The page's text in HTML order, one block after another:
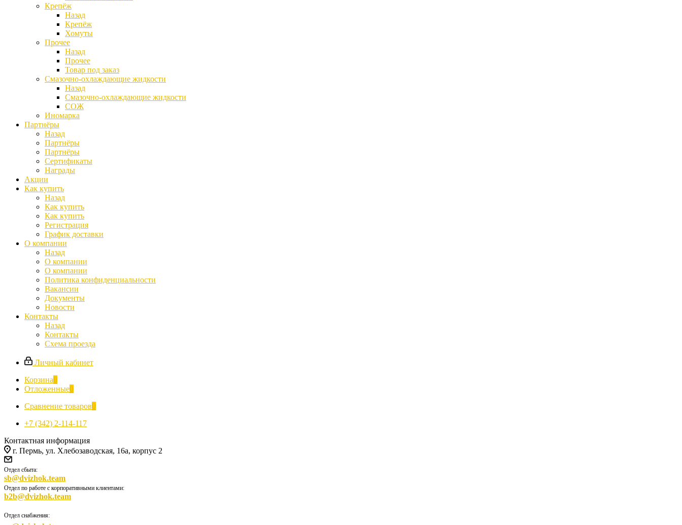
Крепёж
Назад
Крепёж
Хомуты
Прочее
Назад
Прочее
Товар под заказ
Смазочно-охлаждающие жидкости
Назад
Смазочно-охлаждающие жидкости
СОЖ
Иномарка
Партнёры
Назад
Партнёры
Партнёры
Сертификаты
Награды
Акции
Как купить
Назад
Как купить
Как купить
Регистрация
График доставки
О компании
Назад
О компании
О компании
Политика конфиденциальности
Вакансии
Документы
Новости
Контакты
Назад
Контакты
Схема проезда
Личный кабинет
Корзина0
Отложенные0
Сравнение товаров0
+7 (342) 2-114-117
Контактная информация
г. Пермь, ул. Хлебозаводская, 16а, корпус 2
Отдел сбыта:
sb@dvizhok.team
Отдел по работе с корпоративными клиентами:
b2b@dvizhok.team
Отдел снабжения: